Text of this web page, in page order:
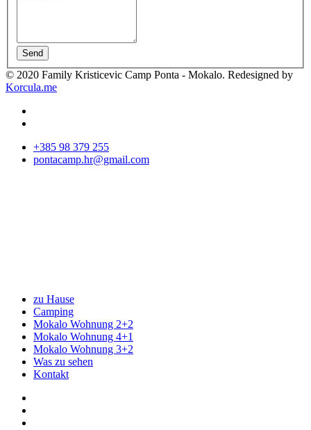
Send
© 2020 Family Kristicevic Camp Ponta - Mokalo. Redesigned by
Korcula.me
+385 98 379 255
pontacamp.hr@gmail.com
zu Hause
Camping
Mokalo Wohnung 2+2
Mokalo Wohnung 4+1
Mokalo Wohnung 3+2
Was zu sehen
Kontakt